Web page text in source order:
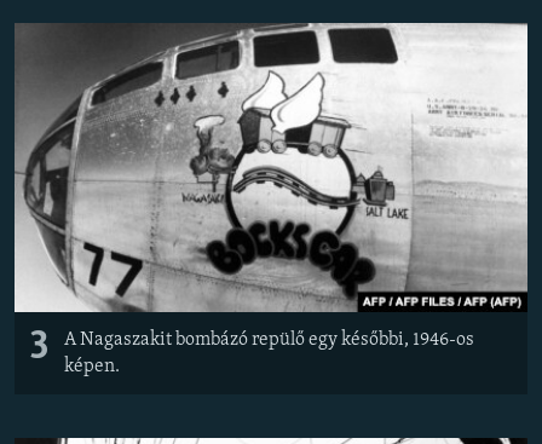
3
A Nagaszakit bombázó repülő egy későbbi, 1946-os
képen.